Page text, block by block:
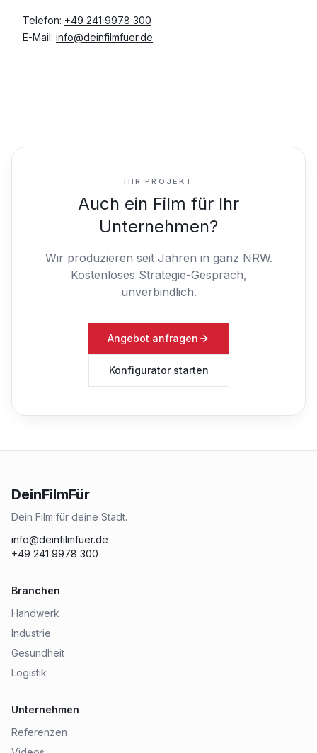
Telefon: +49 241 9978 300
E-Mail: info@deinfilmfuer.de
IHR PROJEKT
Auch ein Film für Ihr
Unternehmen?
Wir produzieren seit Jahren in ganz NRW.
Kostenloses Strategie-Gespräch,
unverbindlich.
Angebot anfragen
Konfigurator starten
DeinFilmFür
Dein Film für deine Stadt.
info@deinfilmfuer.de
+49 241 9978 300
Branchen
Handwerk
Industrie
Gesundheit
Logistik
Unternehmen
Referenzen